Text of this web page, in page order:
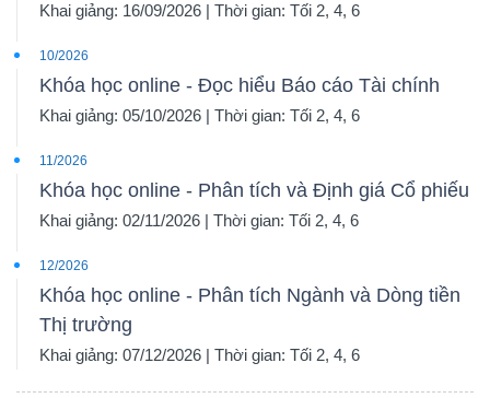
Khai giảng: 16/09/2026 | Thời gian: Tối 2, 4, 6
10/2026
Khóa học online - Đọc hiểu Báo cáo Tài chính
Khai giảng: 05/10/2026 | Thời gian: Tối 2, 4, 6
11/2026
Khóa học online - Phân tích và Định giá Cổ phiếu
Khai giảng: 02/11/2026 | Thời gian: Tối 2, 4, 6
12/2026
Khóa học online - Phân tích Ngành và Dòng tiền
Thị trường
Khai giảng: 07/12/2026 | Thời gian: Tối 2, 4, 6